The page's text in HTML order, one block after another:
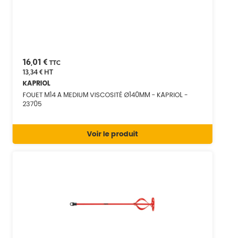
16,01 € TTC
13,34 €HT
KAPRIOL
FOUET M14 A MEDIUM VISCOSITÉ Ø140MM - KAPRIOL -
23705
Voir le produit